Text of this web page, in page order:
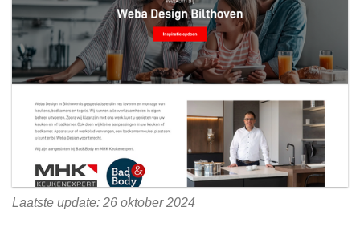
Laatste update: 26 oktober 2024